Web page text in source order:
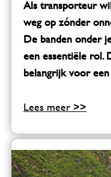
Als transporteur
weg op zónder
De banden onder
een essentiële rol.
belangrijk voor
Lees meer >>